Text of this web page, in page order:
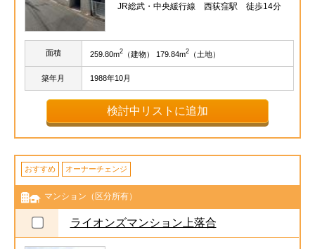
JR総武・中央緩行線 西荻窪駅 徒歩14分
面積 259.80m2（建物） 179.84m2（土地）
築年月 1988年10月
検討中リストに追加
おすすめ オーナーチェンジ
マンション（区分所有）
ライオンズマンション上落合